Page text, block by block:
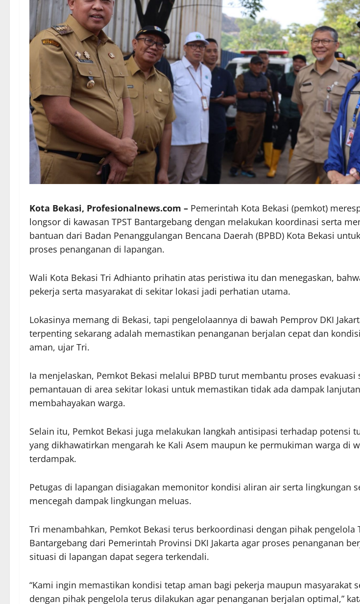
Kota Bekasi, Profesionalnews.com – Pemerintah Kota Bekasi (pemkot)
longsor di kawasan TPST Bantargebang dengan melakukan koordinasi serta
bantuan dari Badan Penanggulangan Bencana Daerah (BPBD) Kota Bekasi
proses penanganan di lapangan.
Wali Kota Bekasi Tri Adhianto prihatin atas peristiwa itu dan menegaskan,
pekerja serta masyarakat di sekitar lokasi jadi perhatian utama.
Lokasinya memang di Bekasi, tapi pengelolaannya di bawah Pemprov DKI
terpenting sekarang adalah memastikan penanganan berjalan cepat dan
aman, ujar Tri.
Ia menjelaskan, Pemkot Bekasi melalui BPBD turut membantu proses evakuasi
pemantauan di area sekitar lokasi untuk memastikan tidak ada dampak
membahayakan warga.
Selain itu, Pemkot Bekasi juga melakukan langkah antisipasi terhadap potensi
yang dikhawatirkan mengarah ke Kali Asem maupun ke permukiman warga di
terdampak.
Petugas di lapangan disiagakan memonitor kondisi aliran air serta lingkungan
mencegah dampak lingkungan meluas.
Tri menambahkan, Pemkot Bekasi terus berkoordinasi dengan pihak pengelola
Bantargebang dari Pemerintah Provinsi DKI Jakarta agar proses penanganan
situasi di lapangan dapat segera terkendali.
“Kami ingin memastikan kondisi tetap aman bagi pekerja maupun masyarakat
dengan pihak pengelola terus dilakukan agar penanganan berjalan optimal,”